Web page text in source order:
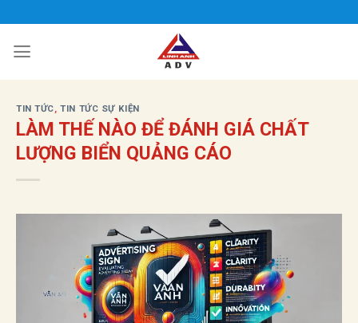
qua
nội
TIN TỨC,TIN TỨC SỰ KIỆN
LÀM THẾ NÀO ĐỂ ĐÁNH GIÁ CHẤT
LƯỢNG BIỂN QUẢNG CÁO